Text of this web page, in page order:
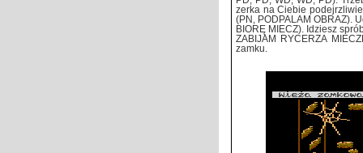
zerka na Ciebie
(PN, PODPALAM OBRAZ).
BIORĘ MIECZ). Idziesz
ZABIJAM RYCERZA
zamku.